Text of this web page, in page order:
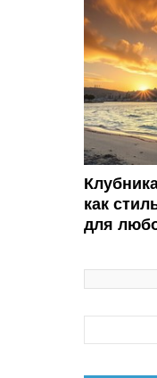
как
для